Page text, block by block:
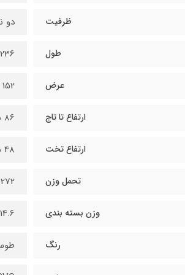
ظرفیت دو
طول 236 سانتی‌متر
عرض 152 سانتی‌متر
ارتفاع تا تاج 86 سانتی‌متر
ارتفاع تخت 48 سانتی متر
تحمل وزن 272 کیلوگرم
وزن بسته بندی 14.6 کیلوگرم
رنگ